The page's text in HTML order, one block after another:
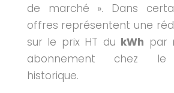
de marché ». Dans
offres représentent une
sur le prix HT du kWh par
abonnement chez le
historique.